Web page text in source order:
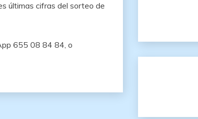
últimas cifras del sorteo de
655 08 84 84, o